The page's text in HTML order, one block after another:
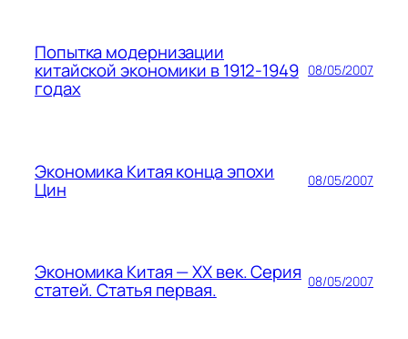
Попытка модернизации
китайской экономики в 1912-1949
годах
08/05/2007
Экономика Китая конца эпохи
Цин 08/05/2007
Экономика Китая — ХХ век. Серия
статей. Статья первая. 08/05/2007